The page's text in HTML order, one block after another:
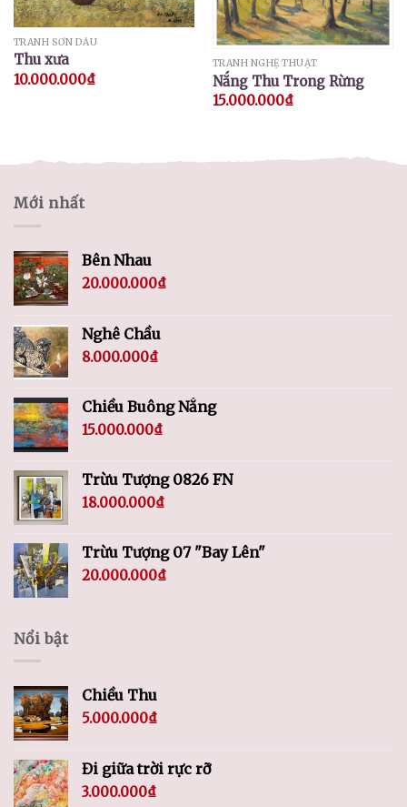
TRANH SƠN DẦU
Thu xưa
10.000.000₫
TRANH NGHỆ THUẬT
Nắng Thu Trong Rừng
15.000.000₫
Mới nhất
Bên Nhau
20.000.000₫
Nghê Chầu
8.000.000₫
Chiều Buông Nắng
15.000.000₫
Trừu Tượng 0826 FN
18.000.000₫
Trừu Tượng 07 "Bay Lên"
20.000.000₫
Nổi bật
Chiều Thu
5.000.000₫
Đi giữa trời rực rỡ
3.000.000₫